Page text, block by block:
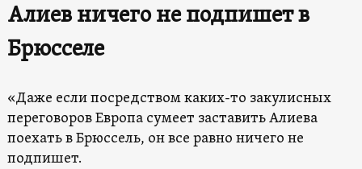
Алиев ничего не подпишет в
Брюсселе
«Даже если посредством каких-то закулисных
переговоров Европа сумеет заставить Алиева
поехать в Брюссель, он все равно ничего не
подпишет.